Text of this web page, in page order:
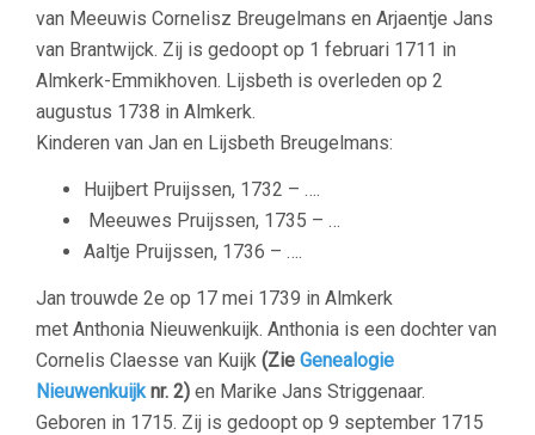
van Meeuwis Cornelisz Breugelmans en Arjaentje Jans
van Brantwijck. Zij is gedoopt op 1 februari 1711 in
Almkerk-Emmikhoven. Lijsbeth is overleden op 2
augustus 1738 in Almkerk.
Kinderen van Jan en Lijsbeth Breugelmans:
Huijbert Pruijssen, 1732 – ….
Meeuwes Pruijssen, 1735 – …
Aaltje Pruijssen, 1736 – ….
Jan trouwde 2e op 17 mei 1739 in Almkerk
met Anthonia Nieuwenkuijk. Anthonia is een dochter van
Cornelis Claesse van Kuijk (Zie Genealogie
Nieuwenkuijknr. 2) en Marike Jans Striggenaar.
Geboren in 1715. Zij is gedoopt op 9 september 1715